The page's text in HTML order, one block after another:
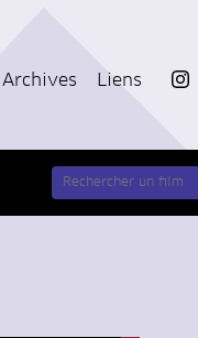
Archives Liens